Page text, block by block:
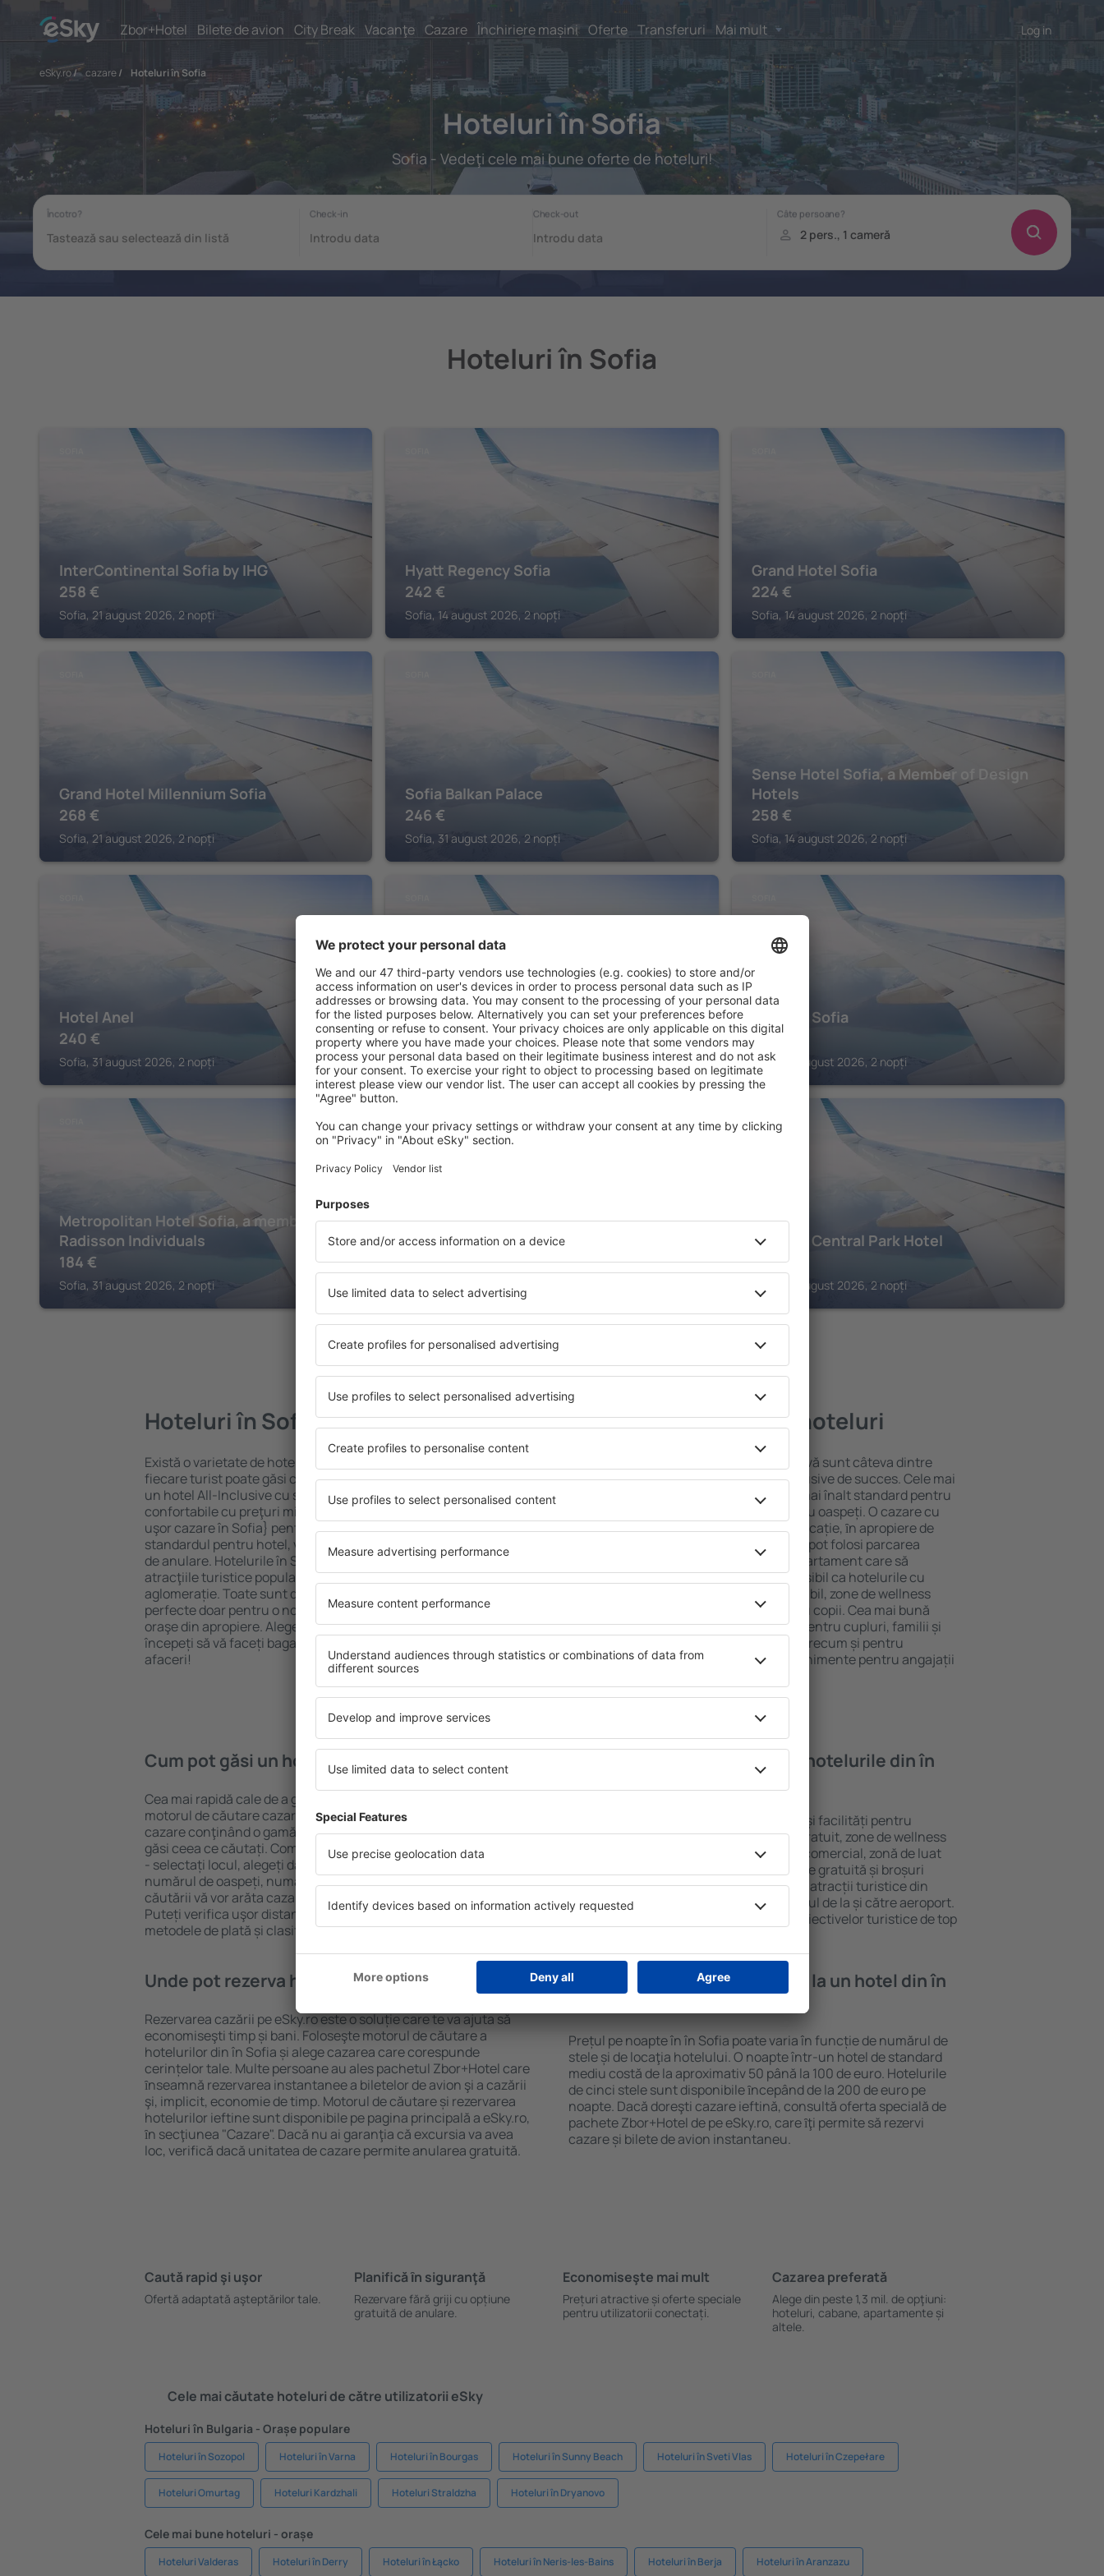
Zbor+Hotel Bilete de avion City Break Vacanţe Cazare Închiriere mașini Oferte Transferuri Mai mult Log in
eSky.ro/ cazare/ Hoteluri în Sofia
Hoteluri în Sofia
Sofia - Vedeţi cele mai bune oferte de hoteluri!
Hoteluri în Sofia
InterContinental Sofia by IHG
258 €
Sofia, 21 august 2026, 2 nopți
Hyatt Regency Sofia
242 €
Sofia, 14 august 2026, 2 nopți
Grand Hotel Sofia
224 €
Sofia, 14 august 2026, 2 nopți
Grand Hotel Millennium Sofia
268 €
Sofia, 21 august 2026, 2 nopți
Sofia Balkan Palace
246 €
Sofia, 31 august 2026, 2 nopți
Sense Hotel Sofia, a Member of Design
Hotels
258 €
Sofia, 14 august 2026, 2 nopți
Hotel Anel
240 €
Sofia, 31 august 2026, 2 nopți
Ramada by Wyndham Sofia City Center
100€
Sofia, 16 august 2026, 2 nopți
Novotel Sofia
172€
Sofia, 21 august 2026, 2 nopți
Metropolitan Hotel Sofia, a member of
Radisson Individuals
184 €
Sofia, 31 august 2026, 2 nopți
SOFIA
Central Hotel Sofia
181€
Sofia, 31 august 2026, 2 nopți
SOFIA
Rosslyn Central Park Hotel
124€
Sofia, 21 august 2026, 2 nopți
Vedeți mai multe hoteluri în Sofia
Hoteluri în Sofia
Există o varietate de hoteluri disponibile în Sofia, astfel încât
fiecare turist poate găsi cazare potrivită nevoilor sale. Preferați
un hotel All-Inclusive cu standarde ȋnalte sau preferați hoteluri
confortabile cu preţuri mici? Cu ajutorul nostru puteți rezerva
uşor cazare în Sofia} pentru orice buget! Selectați destinația şi
standardul pentru hotel, verificați metodele de plată și opțiunile
de anulare. Hotelurile în Sofia sunt situate atât aproape de
atracţiile turistice populare, cât și puțin mai departe de
aglomerație. Toate sunt disponibile pentru o vacanță lungă sau
perfecte doar pentru o noapte atunci când doriţi să vizitaţi şi alte
oraşe din apropiere. Alegeți hotelul care vi se potriveşte și
începeți să vă faceți bagajele pentru o vacanţă sau călătorie de
afaceri!
Sofia – cele mai bune hoteluri
O varietate de servicii și o locație atractivă sunt câteva dintre
elementele cheie ale unui hotel All-Inclusive de succes. Cele mai
bune hoteluri din Sofia garantează cel mai înalt standard pentru
servicii și o gamă largă de facilități pentru oaspeți. O cazare cu
standarde ridicate oferă cea mai bună locație, ȋn apropiere de
principalele distracţii din Sofia. Oaspeții pot folosi parcarea
gratuită și pot alege o cameră sau un apartament care să
corespundă perfect nevoilor lor. Este posibil ca hotelurile cu
standarde ȋnalte să ofere un meniu variabil, zone de wellness
precum spa și fitness, și activități pentru copii. Cea mai bună
cazare în Sofia este o alegere perfectă pentru cupluri, familii și
persoane aflate în călătorie de afaceri, precum și pentru
companii care doresc să organizeze evenimente pentru angajații
Cum pot găsi un hotel în Sofia?
Cea mai rapidă cale de a găsi un hotel în Sofia este folosind
motorul de căutare cazare eSky. Baza mare de date cu locuri de
cazare conţinând o gamă largă de opţiuni este o garanție că veți
găsi ceea ce căutați. Completați câmpurile motorului de căutare
- selectați locul, alegeți data de check-in și check-out, adăugați
numărul de oaspeți, numărul de camere şi gata! Rezultatele
căutării vă vor arăta cazarea disponibilă ȋn perioada selectată.
Puteți verifica uşor distanța de la hotel ȋn centrul orașului,
metodele de plată și clasificarea hotelului.
Ce fel de facilităţi voi găsi ȋn hotelurile din în
Hotelurile în Sofia au diferite standarde și facilități pentru
oaspeți. Cele mai frecvente sunt Wi-Fi gratuit, zone de wellness
cu SPA, mini bar/seif în cameră, centru comercial, zonă de luat
masa, zonă de joacă pentru copii, parcare gratuită și broșuri
informative despre cele mai interesante atracții turistice din
zonă. Unele proprietăți includ și transferul de la și către aeroport.
Uneori, acestea încurajează vizitarea obiectivelor turistice de top
Unde pot rezerva hoteluri ȋn în Sofia?
Rezervarea cazării pe eSky.ro este o soluție care te va ajuta să
economiseşti timp și bani. Foloseşte motorul de căutare a
hotelurilor din în Sofia și alege cazarea care corespunde
cerințelor tale. Multe persoane au ales pachetul Zbor+Hotel care
ȋnseamnă rezervarea instantanee a biletelor de avion şi a cazării
şi, implicit, economie de timp. Motorul de căutare și rezervarea
hotelurilor ieftine sunt disponibile pe pagina principală a eSky.ro,
ȋn secţiunea "Cazare". Dacă nu ai garanţia că excursia va avea
loc, verifică dacă unitatea de cazare permite anularea gratuită.
Cât costă o noapte de cazare la un hotel din în
Prețul pe noapte în în Sofia poate varia în funcție de numărul de
stele și de locaţia hotelului. O noapte într-un hotel de standard
mediu costă de la aproximativ 50 până la 100 de euro. Hotelurile
de cinci stele sunt disponibile ȋncepând de la 200 de euro pe
noapte. Dacă doreşti cazare ieftină, consultă oferta specială de
pachete Zbor+Hotel de pe eSky.ro, care ȋţi permite să rezervi
cazare și bilete de avion instantaneu.
Caută rapid şi uşor
Ofertă adaptată aşteptărilor tale.
Planifică ȋn siguranţă
Rezervare fără griji cu opțiune
gratuită de anulare.
Economiseşte mai mult
Prețuri atractive și oferte speciale
pentru utilizatorii conectați.
Cazarea preferată
Alege din peste 1,3 mil. de opţiuni:
hoteluri, cabane, apartamente și
altele.
Cele mai căutate hoteluri de către utilizatorii eSky
Hoteluri în Bulgaria - Orașe populare
Hoteluri în Sozopol Hoteluri în Varna Hoteluri în Bourgas Hoteluri în Sunny Beach Hoteluri în Sveti Vlas Hoteluri în Czepełare
Hoteluri Omurtag Hoteluri Kardzhali Hoteluri Straldzha Hoteluri în Dryanovo
Cele mai bune hoteluri - orașe
Hoteluri Valderas Hoteluri în Derry Hoteluri în Łącko Hoteluri în Neris-les-Bains Hoteluri în Berja Hoteluri în Aranzazu